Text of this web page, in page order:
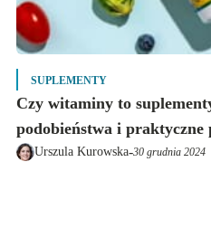
SUPLEMENTY
Czy witaminy to
podobieństwa i praktyczne
Urszula Kurowska-30 grudnia 2024